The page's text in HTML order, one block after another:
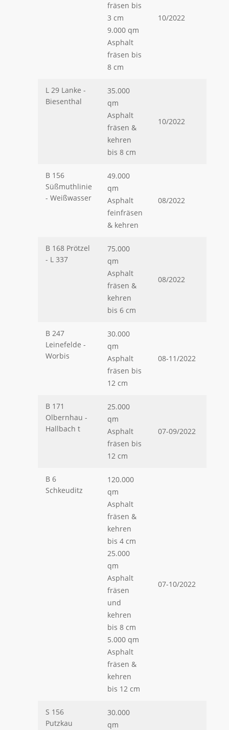
fräsen bis
3 cm
9.000 qm
Asphalt
fräsen bis
8 cm
10/2022
L 29 Lanke -
Biesenthal
35.000
qm
Asphalt
fräsen &
kehren
bis 8 cm
10/2022
B 156
Süßmuthlinie
- Weißwasser
49.000
qm
Asphalt
feinfräsen
& kehren
08/2022
B 168 Prötzel
- L 337
75.000
qm
Asphalt
fräsen &
kehren
bis 6 cm
08/2022
B 247
Leinefelde -
Worbis
30.000
qm
Asphalt
fräsen bis
12 cm
08-11/2022
B 171
Olbernhau -
Hallbach t
25.000
qm
Asphalt
fräsen bis
12 cm
07-09/2022
B 6
Schkeuditz
120.000
qm
Asphalt
fräsen &
kehren
bis 4 cm
25.000
qm
Asphalt
fräsen
und
kehren
bis 8 cm
5.000 qm
Asphalt
fräsen &
kehren
bis 12 cm
07-10/2022
S 156
Putzkau
30.000
qm